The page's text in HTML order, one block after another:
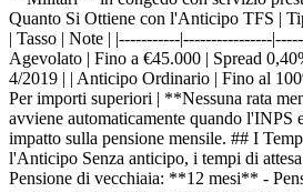
Quanto Si Ottiene con l'Anticipo TFS |
| Tasso | Note | |-----------|----------------
Agevolato | Fino a €45.000 | Spread
4/2019 | | Anticipo Ordinario | Fino al
Per importi superiori | **Nessuna rata
avviene automaticamente quando l'INPS
impatto sulla pensione mensile. ## I
l'Anticipo Senza anticipo, i tempi di
Pensione di vecchiaia: **12 mesi** -